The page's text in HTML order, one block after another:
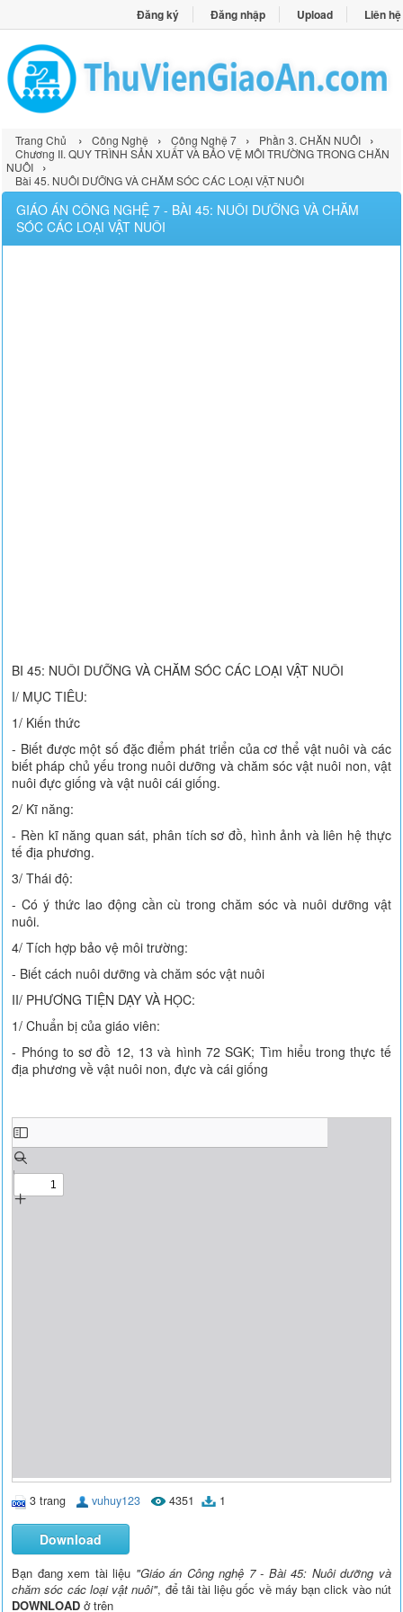
Đăng ký Đăng nhập Upload Liên hệ
Trang Chủ › Công Nghệ › Công Nghệ 7 › Phần 3. CHĂN NUÔI ›
Chương II. QUY TRÌNH SẢN XUẤT VÀ BẢO VỆ MÔI TRƯỜNG TRONG CHĂN
NUÔI
›
Bài 45. NUÔI DƯỠNG VÀ CHĂM SÓC CÁC LOẠI VẬT NUÔI
GIÁO ÁN CÔNG NGHỆ 7 - BÀI 45: NUÔI DƯỠNG VÀ CHĂM
SÓC CÁC LOẠI VẬT NUÔI
BI 45: NUÔI DƯỠNG VÀ CHĂM SÓC CÁC LOẠI VẬT NUÔI
I/ MỤC TIÊU:
1/ Kiến thức
- Biết được một số đặc điểm phát triển của cơ thể vật nuôi và các
biết pháp chủ yếu trong nuôi dưỡng và chăm sóc vật nuôi non, vật
nuôi đực giống và vật nuôi cái giống.
2/ Kĩ năng:
- Rèn kĩ năng quan sát, phân tích sơ đồ, hình ảnh và liên hệ thực
tế địa phương.
3/ Thái độ:
- Có ý thức lao động cần cù trong chăm sóc và nuôi dưỡng vật
nuôi.
4/ Tích hợp bảo vệ môi trường:
- Biết cách nuôi dưỡng và chăm sóc vật nuôi
II/ PHƯƠNG TIỆN DẠY VÀ HỌC:
1/ Chuẩn bị của giáo viên:
- Phóng to sơ đồ 12, 13 và hình 72 SGK; Tìm hiểu trong thực tế
địa phương về vật nuôi non, đực và cái giống
3 trang vuhuy123 4351 1
Download
Bạn đang xem tài liệu "Giáo án Công nghệ 7 - Bài 45: Nuôi dưỡng và
chăm sóc các loại vật nuôi", để tải tài liệu gốc về máy bạn click vào nút
DOWNLOAD ở trên